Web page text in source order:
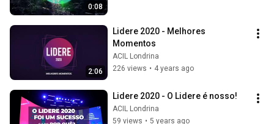
0:08
2:06
Lidere 2020 - Melhores
Momentos
ACIL Londrina
226 views • 4 years ago
Lidere 2020 - O Lidere é nosso!
ACIL Londrina
59 views • 5 years ago